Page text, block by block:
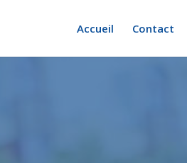
Accueil Contact